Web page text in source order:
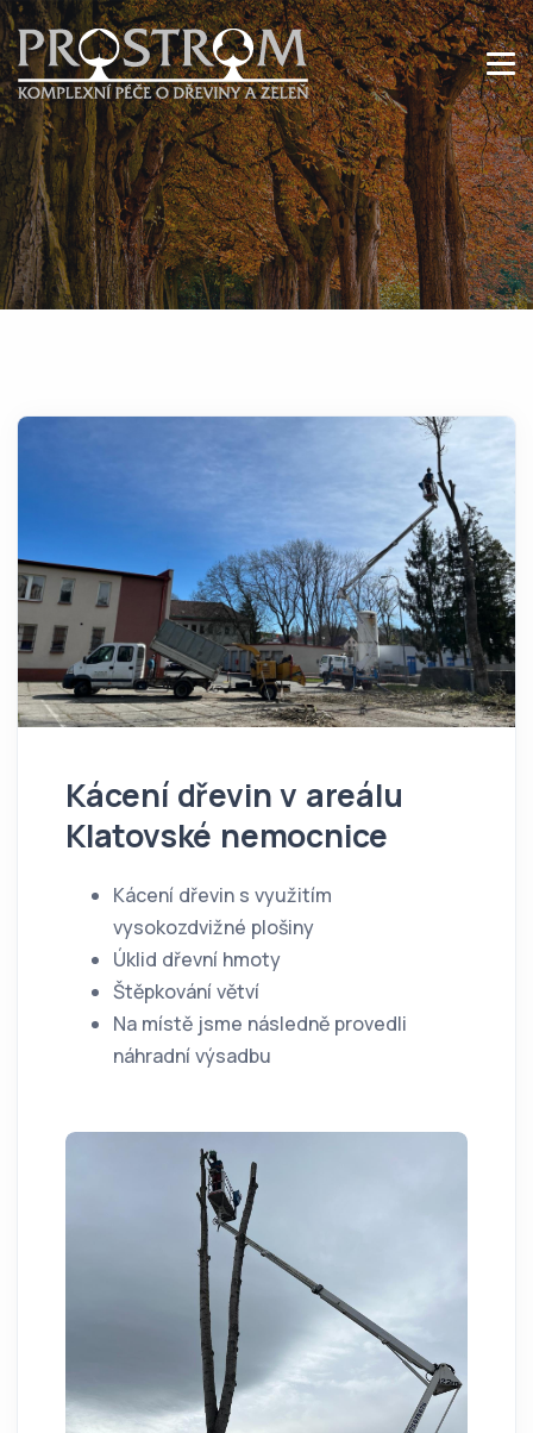
Kácení dřevin v areálu
Klatovské nemocnice
Kácení dřevin s využitím
vysokozdvižné plošiny
Úklid dřevní hmoty
Štěpkování větví
Na místě jsme následně provedli
náhradní výsadbu